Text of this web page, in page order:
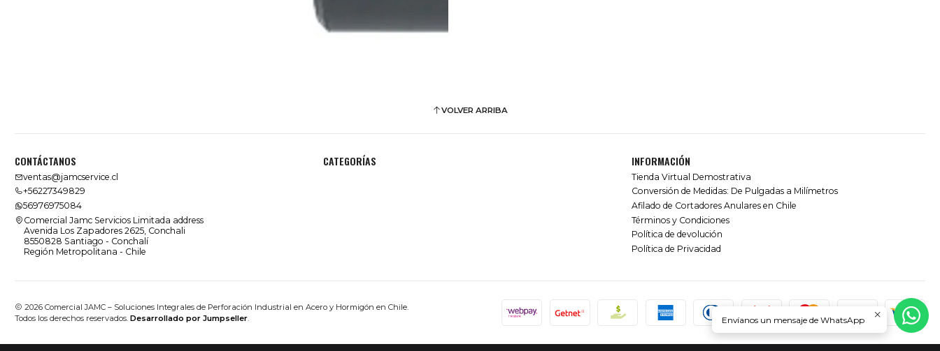
VOLVER ARRIBA
CONTÁCTANOS
ventas@jamcservice.cl
+56227349829
56976975084
Comercial Jamc Servicios Limitada address
Avenida Los Zapadores 2625, Conchali
8550828 Santiago - Conchalí
Región Metropolitana - Chile
CATEGORÍAS INFORMACIÓN
Tienda Virtual Demostrativa
Conversión de Medidas: De Pulgadas a Milímetros
Afilado de Cortadores Anulares en Chile
Términos y Condiciones
Política de devolución
Política de Privacidad
2026 Comercial JAMC – Soluciones Integrales de Perforación Industrial en Acero y Hormigón en Chile.
Todos los derechos reservados. Desarrollado por Jumpseller. Envíanos un mensaje de WhatsApp